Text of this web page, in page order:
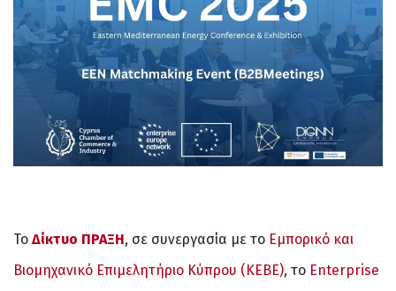
Το Δίκτυο ΠΡΑΞΗ, σε συνεργασία με το Εμπορικό και
Βιομηχανικό Επιμελητήριο Κύπρου (ΚΕΒΕ), το Enterprise